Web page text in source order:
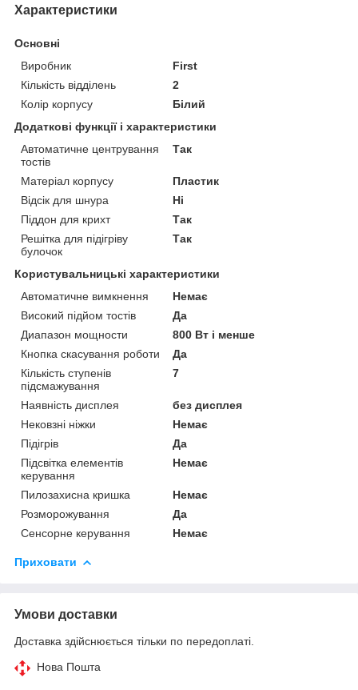
Характеристики
Основні
Виробник
First
Кількість відділень
2
Колір корпусу
Білий
Додаткові функції і характеристики
Автоматичне центрування
тостів
Так
Матеріал корпусу
Пластик
Відсік для шнура
Ні
Піддон для крихт
Так
Решітка для підігріву
булочок
Так
Користувальницькі характеристики
Автоматичне вимкнення
Немає
Високий підйом тостів
Да
Диапазон мощности
800 Вт і менше
Кнопка скасування роботи
Да
Кількість ступенів
підсмажування
7
Наявність дисплея
без дисплея
Нековзні ніжки
Немає
Підігрів
Да
Підсвітка елементів
керування
Немає
Пилозахисна кришка
Немає
Розморожування
Да
Сенсорне керування
Немає
Приховати
Умови доставки
Доставка здійснюється тільки по передоплаті.
Нова Пошта